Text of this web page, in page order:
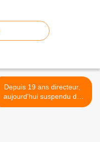
Depuis 19 ans directeur,
aujourd'hui suspendu de
ses fonctions >